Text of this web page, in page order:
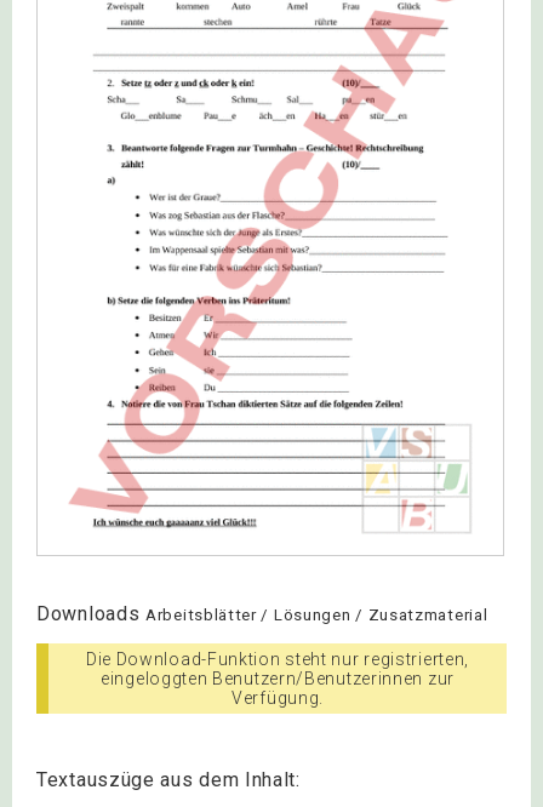
Downloads Arbeitsblätter / Lösungen / Zusatzmaterial
Die Download-Funktion steht nur registrierten,
eingeloggten Benutzern/Benutzerinnen zur
Verfügung.
Textauszüge aus dem Inhalt: